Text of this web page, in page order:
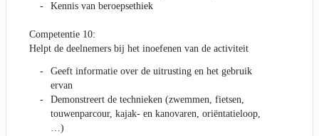
Kennis van beroepsethiek
Competentie 10:
Helpt de deelnemers bij het inoefenen van de activiteit
Geeft informatie over de uitrusting en het gebruik
ervan
Demonstreert de technieken (zwemmen, fietsen,
touwenparcour, kajak- en kanovaren, oriëntatieloop,
…)